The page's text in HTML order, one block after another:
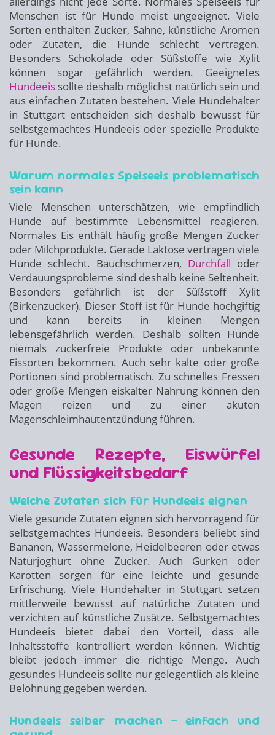
Menschen ist für Hunde meist ungeeignet. Viele
Sorten enthalten Zucker, Sahne, künstliche Aromen
oder Zutaten, die Hunde schlecht vertragen.
Besonders Schokolade oder Süßstoffe wie Xylit
können sogar gefährlich werden. Geeignetes
Hundeeis sollte deshalb möglichst natürlich sein und
aus einfachen Zutaten bestehen. Viele Hundehalter
in Stuttgart entscheiden sich deshalb bewusst für
selbstgemachtes Hundeeis oder spezielle Produkte
für Hunde.
Warum normales Speiseeis problematisch
sein kann
Viele Menschen unterschätzen, wie empfindlich
Hunde auf bestimmte Lebensmittel reagieren.
Normales Eis enthält häufig große Mengen Zucker
oder Milchprodukte. Gerade Laktose vertragen viele
Hunde schlecht. Bauchschmerzen, Durchfall oder
Verdauungsprobleme sind deshalb keine Seltenheit.
Besonders gefährlich ist der Süßstoff Xylit
(Birkenzucker). Dieser Stoff ist für Hunde hochgiftig
und kann bereits in kleinen Mengen
lebensgefährlich werden. Deshalb sollten Hunde
niemals zuckerfreie Produkte oder unbekannte
Eissorten bekommen. Auch sehr kalte oder große
Portionen sind problematisch. Zu schnelles Fressen
oder große Mengen eiskalter Nahrung können den
Magen reizen und zu einer akuten
Magenschleimhautentzündung führen.
Gesunde Rezepte, Eiswürfel
und Flüssigkeitsbedarf
Welche Zutaten sich für Hundeeis eignen
Viele gesunde Zutaten eignen sich hervorragend für
selbstgemachtes Hundeeis. Besonders beliebt sind
Bananen, Wassermelone, Heidelbeeren oder etwas
Naturjoghurt ohne Zucker. Auch Gurken oder
Karotten sorgen für eine leichte und gesunde
Erfrischung. Viele Hundehalter in Stuttgart setzen
mittlerweile bewusst auf natürliche Zutaten und
verzichten auf künstliche Zusätze. Selbstgemachtes
Hundeeis bietet dabei den Vorteil, dass alle
Inhaltsstoffe kontrolliert werden können. Wichtig
bleibt jedoch immer die richtige Menge. Auch
gesundes Hundeeis sollte nur gelegentlich als kleine
Belohnung gegeben werden.
Hundeeis selber machen – einfach und